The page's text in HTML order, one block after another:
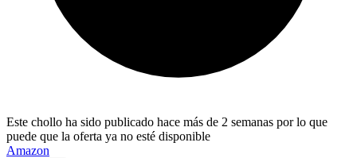
Este chollo ha sido publicado hace más de 2 semanas por lo que
puede que la oferta ya no esté disponible
Amazon